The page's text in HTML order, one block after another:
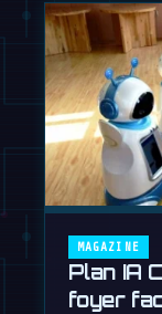
MAGAZINE
Plan IA
foyer